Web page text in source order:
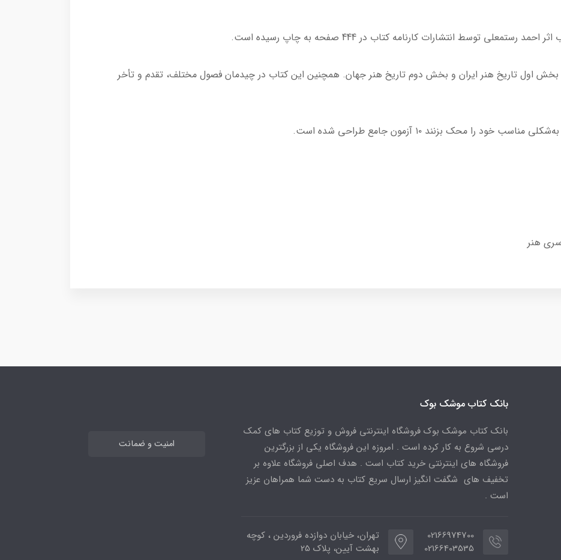
توسط انتشارات کارنامه کتاب در 444 صفحه به چاپ رسیده است.
اول تاریخ هنر ایران و بخش دوم تاریخ هنر جهان. همچنین این کتاب در چیدمان فصول مختلف، تقدم و تأخر
را محک بزنند ۱۰ آزمون جامع طراحی شده است.
هنر
بانک کتاب موشک بوک
بانک کتاب موشک بوک فروشگاه اینترنتی فروش و توزیع کتاب های کمک
درسی شروع به کار کرده است . امروزه این فروشگاه یکی از بزرگترین
فروشگاه های اینترنتی خرید کتاب است . هدف اصلی فروشگاه علاوه بر
تخفیف های شگفت انگیز ارسال سریع کتاب به دست شما همراهان عزیز
است .
02166974700
02166403535
تهران، خیابان دوازده فروردین ، کوچه
بهشت آیین، پلاک 25
امنیت و ضمانت